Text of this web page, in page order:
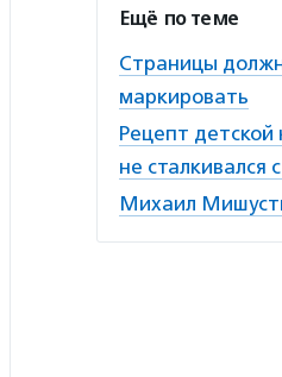
Ещё по теме
Страницы
маркировать
Рецепт
не сталкивался
Михаил